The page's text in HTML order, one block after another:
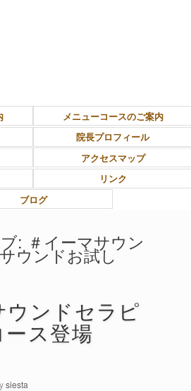
メニューコースのご案内
院長プロフィール
アクセスマップ
リンク
ブログ
: ＃イーマサウン
ウンドお試し
ウンドセラピ
ス登場
siesta